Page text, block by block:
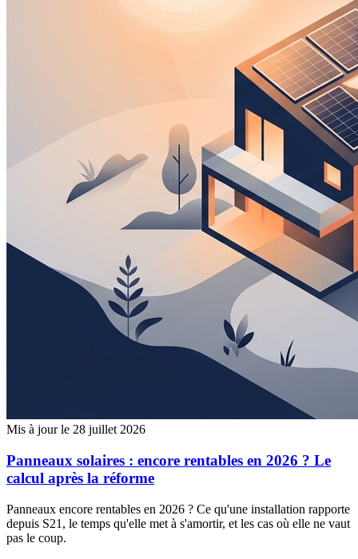
Mis à jour le 28 juillet 2026
Panneaux solaires : encore rentables en 2026 ? Le
calcul après la réforme
Panneaux encore rentables en 2026 ? Ce qu'une installation rapporte
depuis S21, le temps qu'elle met à s'amortir, et les cas où elle ne vaut
pas le coup.